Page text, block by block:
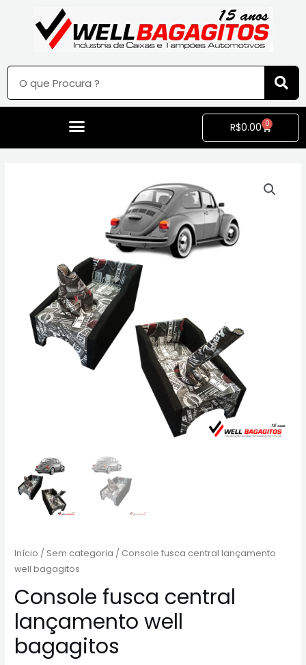
R$0.00 0
Início / Sem categoria / Console fusca central lançamento
well bagagitos
Console fusca central
lançamento well
bagagitos